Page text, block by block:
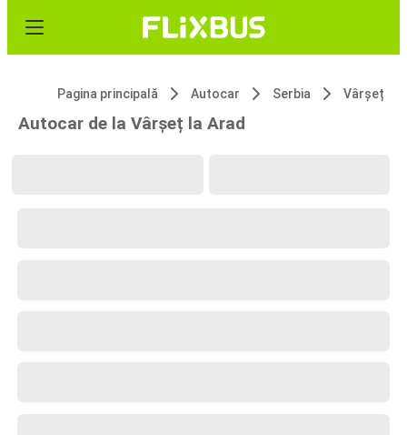
Pagina principală Autocar Serbia Vârșeț
Autocar de la Vârșeț la Arad